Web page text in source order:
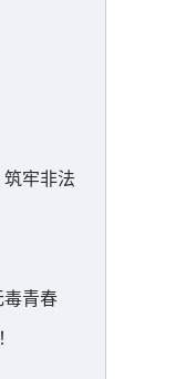
牢非法
毒青春